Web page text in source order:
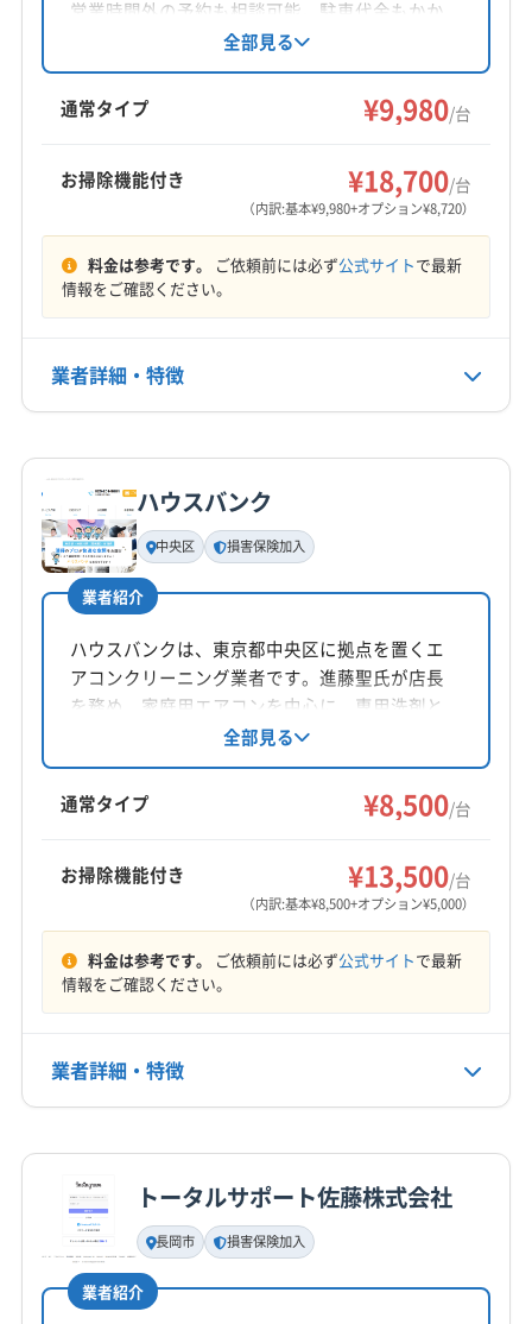
対応地域
新潟市江南区 新潟市秋葉区
新潟市西区
新潟市中央区 新潟市東区
新潟市北区
阿賀野市
燕市 三条市
新発田市
西蒲原郡弥彦村
北蒲原郡聖籠町
9:00〜17:00
定休日
電話番号
公式HP
公式サイトを見る
営業時間外の予約も相談可能。駐車代金もかか
りません。防カビ・抗菌コーティングにも対
応。丁寧な作業でエアコンを綺麗にするサービ
スを提供しています。
全部見る
通常タイプ ¥9,980/台
お掃除機能付き ¥18,700/台
（内訳:基本¥9,980+オプション¥8,720）
料金は参考です。 ご依頼前には必ず公式サイトで最新
情報をご確認ください。
業者詳細・特徴
基本情報
代表者名
喜多俊文
所在地
新潟県新発田市上館152-10
対応地域
新潟市江南区 新潟市秋葉区
新潟市中央区
新潟市東区 新潟市北区
阿賀野市
五泉市
新発田市
岩船郡粟島浦村
9:00〜17:00
定休日
電話番号
公式HP
公式サイトを見る
ハウスバンク
中央区 損害保険加入
業者紹介
ハウスバンクは、東京都中央区に拠点を置くエ
アコンクリーニング業者です。進藤聖氏が店長
を務め、家庭用エアコンを中心に、専用洗剤と
高圧洗浄機による丁寧な内部洗浄を提供。防カ
ビ仕上げも無料です。土日祝日も対応可能で、
損害保険加入済みです。
全部見る
通常タイプ ¥8,500/台
お掃除機能付き ¥13,500/台
（内訳:基本¥8,500+オプション¥5,000）
料金は参考です。 ご依頼前には必ず公式サイトで最新
情報をご確認ください。
業者詳細・特徴
基本情報
代表者名
進藤聖
所在地
トータルサポート佐藤株式会社
長岡市 損害保険加入
業者紹介